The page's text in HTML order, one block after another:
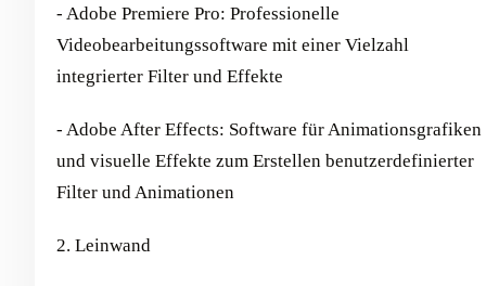
- Adobe Premiere Pro: Professionelle
Videobearbeitungssoftware mit einer Vielzahl
integrierter Filter und Effekte
- Adobe After Effects: Software für Animationsgrafiken
und visuelle Effekte zum Erstellen benutzerdefinierter
Filter und Animationen
2. Leinwand